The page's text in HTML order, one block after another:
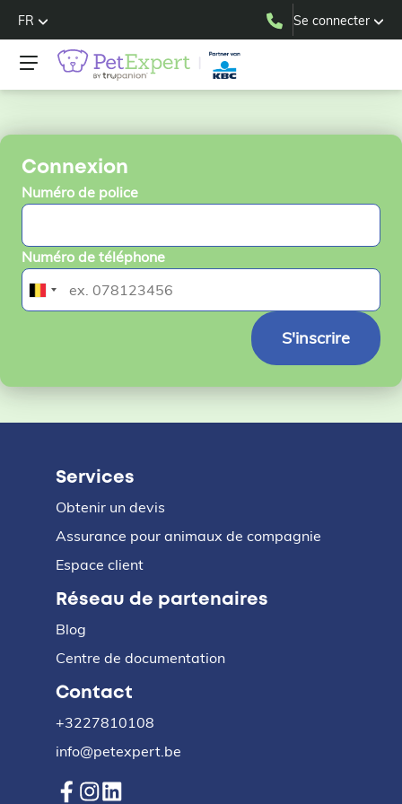
FR Se connecter
Connexion
Numéro de police
Numéro de téléphone
Services
Obtenir un devis
Assurance pour animaux de compagnie
Espace client
Réseau de partenaires
Blog
Centre de documentation
Contact
+3227810108
info@petexpert.be